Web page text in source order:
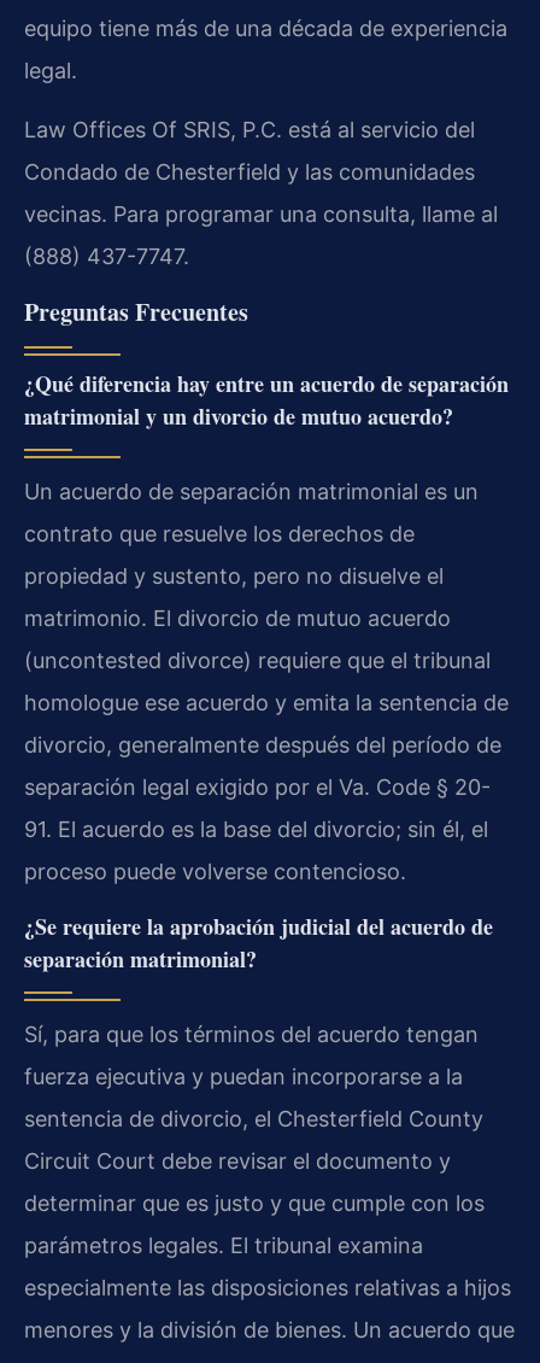
equipo tiene más de una década de experiencia
legal.
Law Offices Of SRIS, P.C. está al servicio del
Condado de Chesterfield y las comunidades
vecinas. Para programar una consulta, llame al
(888) 437-7747.
Preguntas Frecuentes
¿Qué diferencia hay entre un acuerdo de separación
matrimonial y un divorcio de mutuo acuerdo?
Un acuerdo de separación matrimonial es un
contrato que resuelve los derechos de
propiedad y sustento, pero no disuelve el
matrimonio. El divorcio de mutuo acuerdo
(uncontested divorce) requiere que el tribunal
homologue ese acuerdo y emita la sentencia de
divorcio, generalmente después del período de
separación legal exigido por el Va. Code § 20-
91. El acuerdo es la base del divorcio; sin él, el
proceso puede volverse contencioso.
¿Se requiere la aprobación judicial del acuerdo de
separación matrimonial?
Sí, para que los términos del acuerdo tengan
fuerza ejecutiva y puedan incorporarse a la
sentencia de divorcio, el Chesterfield County
Circuit Court debe revisar el documento y
determinar que es justo y que cumple con los
parámetros legales. El tribunal examina
especialmente las disposiciones relativas a hijos
menores y la división de bienes. Un acuerdo que